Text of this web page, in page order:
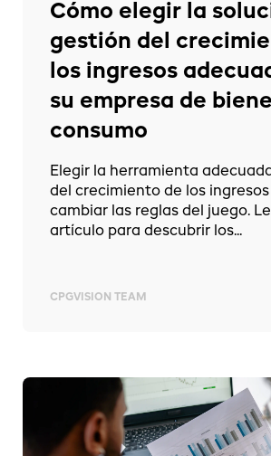
Cómo elegir la
gestión del
los ingresos
su empresa de
consumo
Elegir la herramienta
del crecimiento de los
cambiar las reglas del juego.
artículo para descubrir los...
CPGVISION TEAM